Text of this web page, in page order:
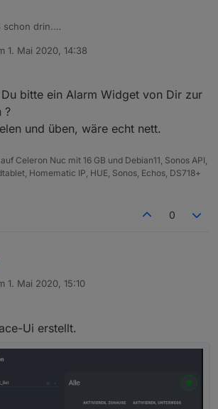
schon drin.
schalten auch.
gibt nix aus.
1. Mai 2020, 14:38
von
bitte ein Alarm Widget von Dir zur
?
und üben, wäre echt nett.
Celeron Nuc mit 16 GB und Debian11, Sonos API,
Homematic IP, HUE, Sonos, Echos, DS718+
0
Du bitte ein Alarm Widget von Dir zur
stellen ?
1. Mai 2020, 15:10
von
Ui erstellt.